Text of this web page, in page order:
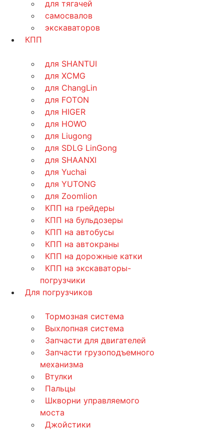
для тягачей
самосвалов
экскаваторов
КПП
для SHANTUI
для XCMG
для ChangLin
для FOTON
для HIGER
для HOWO
для Liugong
для SDLG LinGong
для SHAANXI
для Yuchai
для YUTONG
для Zoomlion
КПП на грейдеры
КПП на бульдозеры
КПП на автобусы
КПП на автокраны
КПП на дорожные катки
КПП на экскаваторы-
погрузчики
Для погрузчиков
Тормозная система
Выхлопная система
Запчасти для двигателей
Запчасти грузоподъемного
механизма
Втулки
Пальцы
Шкворни управляемого
моста
Джойстики